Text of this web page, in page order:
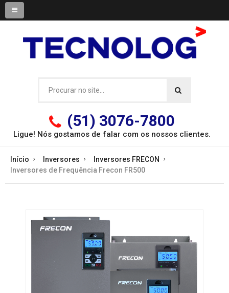
(51) 3076-7800
Ligue! Nós gostamos de falar com os nossos clientes.
Início Inversores
Inversores FRECON
Inversores de Frequência Frecon FR500